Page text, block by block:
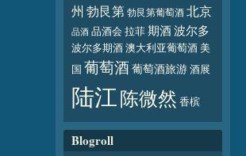
州 勃艮第勃艮第葡萄酒北京
品酒品酒会 拉菲期酒波尔多
波尔多期酒澳大利亚葡萄酒美
国 葡萄酒葡萄酒旅游酒展
陆江陈微然 香槟
Blogroll